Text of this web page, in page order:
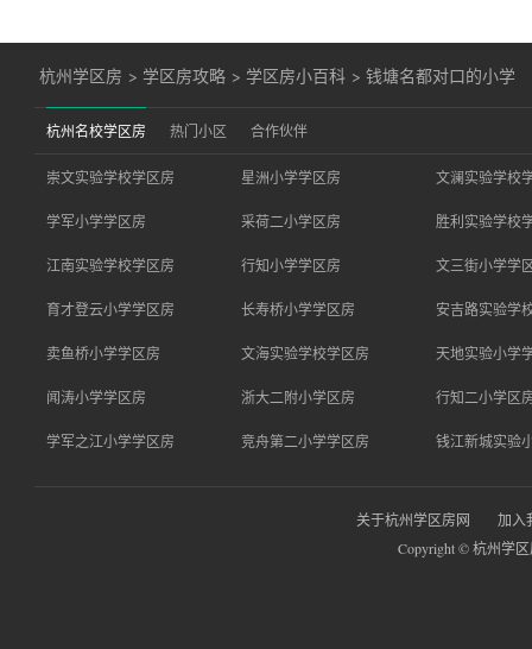
杭州学区房 > 学区房攻略 > 学区房小百科 >钱塘名都对口的小学
杭州名校学区房 热门小区 合作伙伴
崇文实验学校学区房 星洲小学学区房 文澜实验学校
学军小学学区房 采荷二小学区房 胜利实验学校
江南实验学校学区房 行知小学学区房 文三街小学学
育才登云小学学区房 长寿桥小学学区房 安吉路实验学
卖鱼桥小学学区房 文海实验学校学区房 天地实验小学
闻涛小学学区房 浙大二附小学区房 行知二小学区
学军之江小学学区房 竞舟第二小学学区房 钱江新城实验
关于杭州学区房网
加入
Copyright © 杭州学